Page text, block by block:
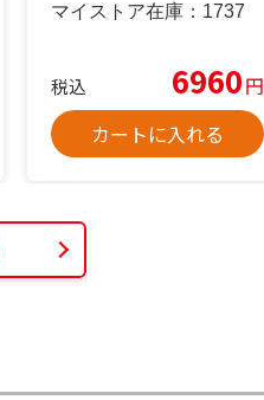
マイストア在庫： 1737
税込 6960円
カートに入れる